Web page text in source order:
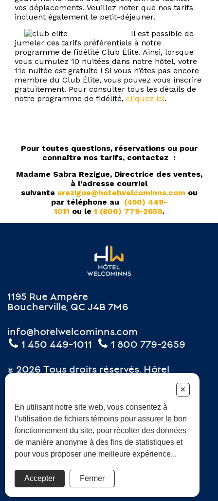
vos déplacements. Veuillez noter que nos tarifs
incluent également le petit-déjeuner.
Il est possible de
jumeler ces tarifs préférentiels à notre
programme de fidélité Club Élite. Ainsi, lorsque
vous cumulez 10 nuitées dans notre hôtel, votre
11e nuitée est gratuite ! Si vous n’êtes pas encore
membre du Club Élite, vous pouvez vous inscrire
gratuitement. Pour consulter tous les détails de
notre programme de fidélité, cliquez ici.
Pour toutes questions, réservations ou pour
connaître nos tarifs, contactez :
Madame Sabra Rezigue, Directrice des ventes,
à l’adresse courriel
suivante srezigue@hotelwelcominns.com ou
par téléphone au (450) 449-
1011 ou le 1 (800) 779-2659.
1195 Rue Ampère
Boucherville, QC J4B 7M6
info@hotelwelcominns.com
1 450 449-1011
1 800 779-2659
© 2026 Tous droits réservés. Hôtel
WelcomInns Boucherville. CITQ: 507216
Carrières
Termes et conditions
Foire aux questions
Développement durable
+
En utilisant notre site web, vous consentez à
l’utilisation de fichiers témoins pour assurer le bon
fonctionnement du site, pour récolter des données
de manière anonyme à des fins de statistiques et
pour vous proposer une meilleure expérience...
Accepter Fermer